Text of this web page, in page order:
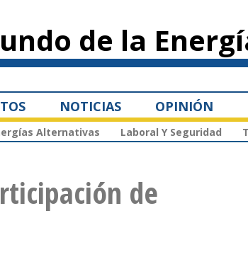
principal
de la
NOTICIAS OPINIÓN
Alternativas Laboral Y Seguridad
de